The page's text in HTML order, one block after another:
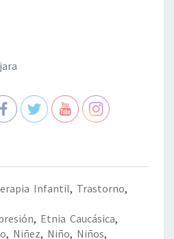
Infantil, Trastorno,
, Etnia Caucásica,
, Niñez, Niño, Niños,